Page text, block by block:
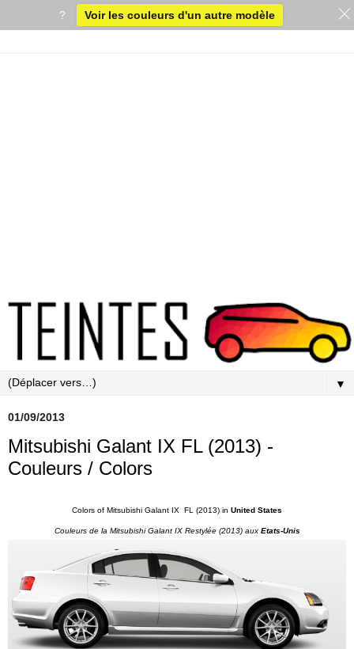
▼
01/09/2013
Mitsubishi Galant IX FL (2013) -
Couleurs / Colors
Colors of Mitsubishi Galant IX FL (2013) in United States
Couleurs de la Mitsubishi Galant IX Restylée (2013) auxEtats-Unis
? Voir les couleurs d'un autre modèle